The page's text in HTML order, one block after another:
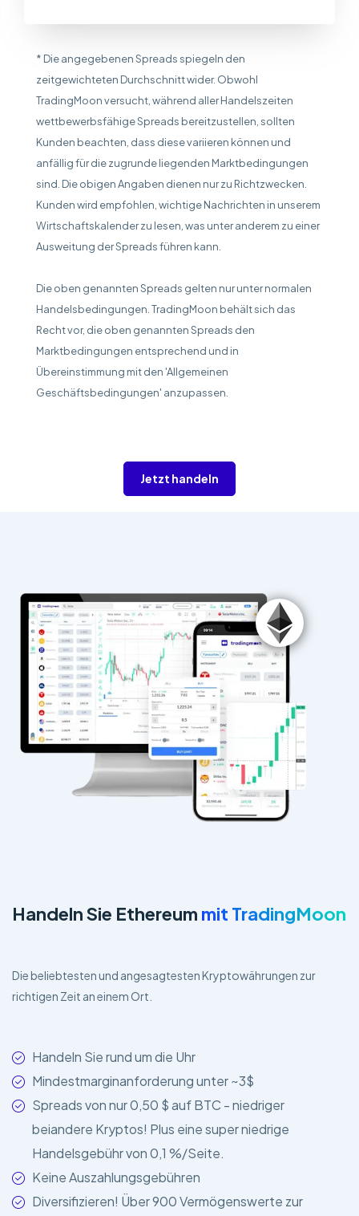
* Die angegebenen Spreads spiegeln den
zeitgewichteten Durchschnitt wider. Obwohl
TradingMoon versucht, während aller Handelszeiten
wettbewerbsfähige Spreads bereitzustellen, sollten
Kunden beachten, dass diese variieren können und
anfällig für die zugrunde liegenden Marktbedingungen
sind. Die obigen Angaben dienen nur zu Richtzwecken.
Kunden wird empfohlen, wichtige Nachrichten in unserem
Wirtschaftskalender zu lesen, was unter anderem zu einer
Ausweitung der Spreads führen kann.
Die oben genannten Spreads gelten nur unter normalen
Handelsbedingungen. TradingMoon behält sich das
Recht vor, die oben genannten Spreads den
Marktbedingungen entsprechend und in
Übereinstimmung mit den 'Allgemeinen
Geschäftsbedingungen' anzupassen.
Jetzt handeln
Handeln Sie Ethereum mit TradingMoon
Die beliebtesten und angesagtesten Kryptowährungen zur
richtigen Zeit an einem Ort.
Handeln Sie rund um die Uhr
Mindestmarginanforderung unter ~3$
Spreads von nur 0,50 $ auf BTC - niedriger
beiandere Kryptos! Plus eine super niedrige
Handelsgebühr von 0,1 %/Seite.
Keine Auszahlungsgebühren
Diversifizieren! Über 900 Vermögenswerte zur